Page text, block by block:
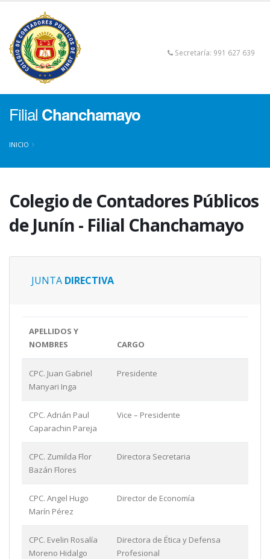
Secretaría: 991 627 639
Filial Chanchamayo
INICIO
Colegio de Contadores Públicos
de Junín - Filial Chanchamayo
JUNTA DIRECTIVA
APELLIDOS Y
NOMBRES
CARGO
CPC. Juan Gabriel
Manyari Inga
Presidente
CPC. Adrián Paul
Caparachin Pareja
Vice – Presidente
CPC. Zumilda Flor
Bazán Flores
Directora Secretaria
CPC. Angel Hugo
Marín Pérez
Director de Economía
CPC. Evelin Rosalía
Moreno Hidalgo
Directora de Ética y Defensa
Profesional